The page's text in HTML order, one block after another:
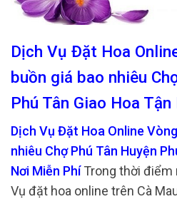
Dịch Vụ Đặt Hoa
buồn giá bao nhiêu
Phú Tân Giao Hoa
Dịch Vụ Đặt Hoa Online
nhiêu Chợ Phú Tân Huyện
Nơi Miễn PhíTrong thời điểm
Vụ đặt hoa online trên Cà